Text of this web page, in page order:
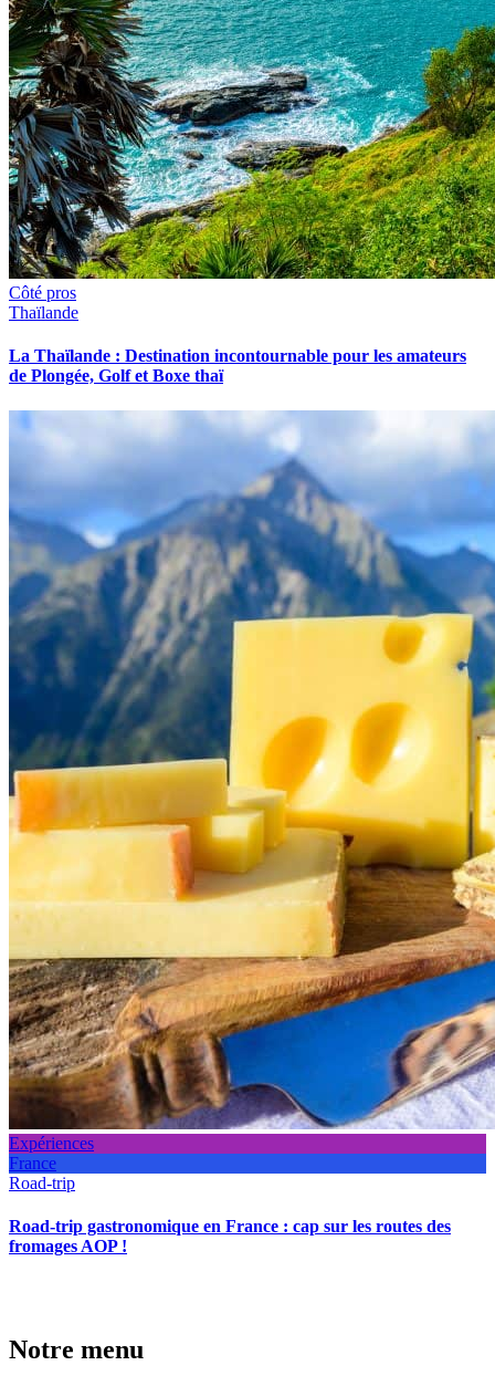
Côté pros
Thaïlande
La Thaïlande : Destination incontournable pour les amateurs
de Plongée, Golf et Boxe thaï
Expériences
France
Road-trip
Road-trip gastronomique en France : cap sur les routes des
fromages AOP !
Notre menu